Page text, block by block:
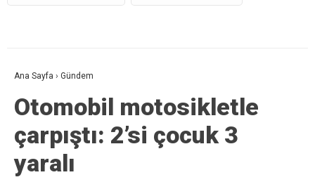
Ana Sayfa › Gündem
Otomobil motosikletle
çarpıştı: 2’si çocuk 3
yaralı